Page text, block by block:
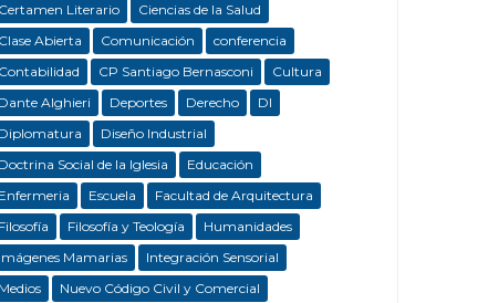
Certamen Literario
Ciencias de la Salud
Clase Abierta
Comunicación
conferencia
Contabilidad
CP Santiago Bernasconi
Cultura
Dante Alghieri
Deportes Derecho
DI
Diplomatura
Diseño Industrial
Doctrina Social de la Iglesia
Educación
Enfermeria
Escuela
Facultad de Arquitectura
Filosofía
Filosofía y Teología
Humanidades
Imágenes Mamarias
Integración Sensorial
Medios
Nuevo Código Civil y Comercial